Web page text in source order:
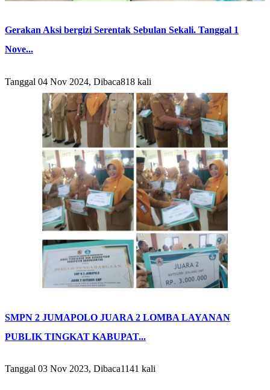
Gerakan Aksi bergizi Serentak Sebulan Sekali. Tanggal 1
Nove...
Tanggal 04 Nov 2024, Dibaca818 kali
SMPN 2 JUMAPOLO JUARA 2 LOMBA LAYANAN
PUBLIK TINGKAT KABUPAT...
Tanggal 03 Nov 2023, Dibaca1141 kali